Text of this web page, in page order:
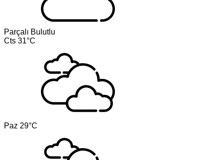
Parçalı Bulutlu
Cts 31°C
Paz 29°C